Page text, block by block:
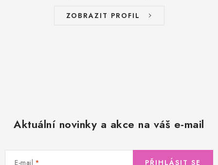
ZOBRAZIT PROFIL
Aktuální novinky a akce na váš e-mail
E-mail PŘIHLÁSIT SE